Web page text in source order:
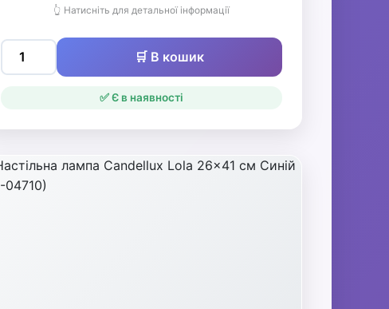
👆 Натисніть для детальної інформації
🛒 В кошик
✅ Є в наявності